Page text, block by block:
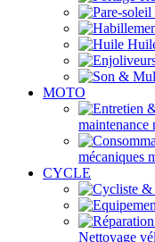
MOTO
maintenance
mécaniques
CYCLE
Nettoyage